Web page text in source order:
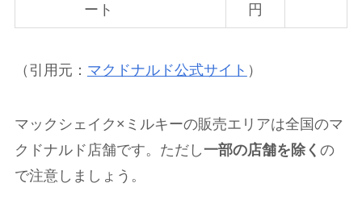
ート
円
（引用元： マクドナルド公式サイト ）
マックシェイク×ミルキーの販売エリアは全国のマ
クドナルド店舗です。ただし一部の店舗を除く の
で注意しましょう。